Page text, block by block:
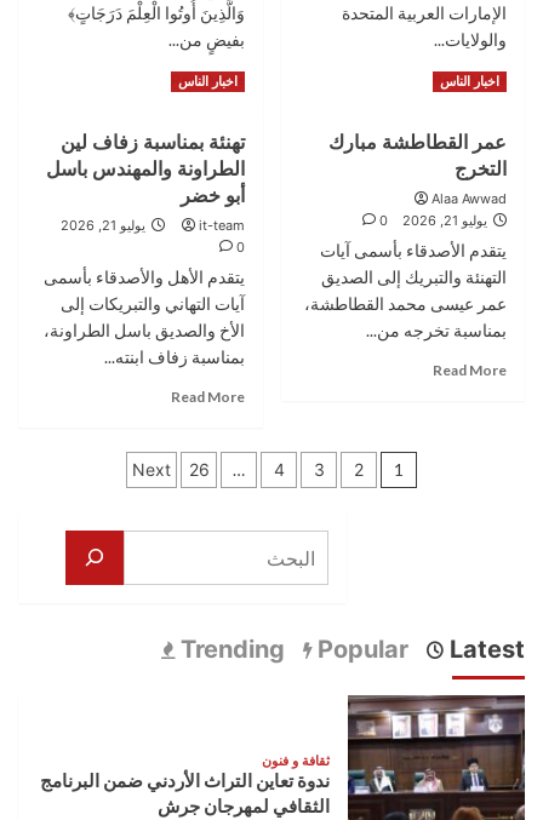
رم
الإمارات العربية المتحدة
والولايات...
Read More
Read
ليث
العلاونة
يحصل
درجة
البكالوريوس
في
علم
وَالَّذِينَ أُوتُوا الْعِلْمَ دَرَجَاتٍ﴾
بفيضٍ من...
Read More
Read
الدكتور
عبدالوهاب
درجة
في
الطب
من
جامعة
رومانيا
اخبار الناس
عمر القطاطشة مبارك
التخرج
Alaa Awwad
يوليو 21, 2026
0
يتقدم الأصدقاء بأسمى آيات
التهنئة والتبريك إلى الصديق
عمر عيسى محمد القطاطشة،
بمناسبة تخرجه من...
Read More
القطاطشة
مبارك
اخبار الناس
تهنئة بمناسبة زفاف لين
الطراونة والمهندس باسل
أبو خضر
it-team
يوليو 21, 2026
0
يتقدم الأهل والأصدقاء بأسمى
آيات التهاني والتبريكات إلى
الأخ والصديق باسل الطراونة،
بمناسبة زفاف ابنته...
Read More
تهنئة
بمناسبة
لين
خضر
تعدد
المقالات
1
2
3
4
…
26
Next
البحث
Latest
Popular
Trending
ثقافة و فنون
ندوة تعاين التراث الأردني ضمن البرنامج
الثقافي لمهرجان جرش